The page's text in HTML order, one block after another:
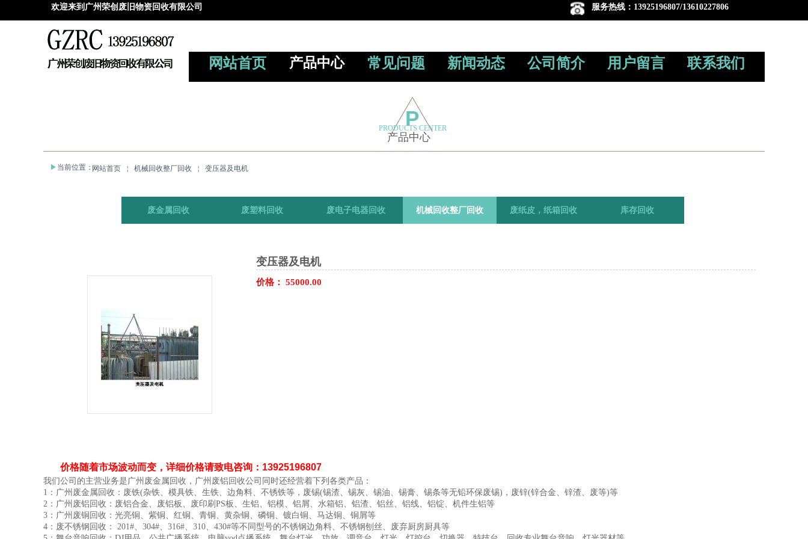
服务热线：13925196807/13610227806
欢迎来到广州荣创废旧物资回收有限公司
网站首页 产品中心 常见问题 新闻动态 公司简介 用户留言 联系我们
P
PRODUCTS CENTER
产品中心
▶ 当前位置 ：网站首页 ￤ 机械回收整厂回收 ￤ 变压器及电机
环
废金属回收 废塑料回收 废电子电器回收 机械回收整厂回收 废纸皮，纸箱回收 库存回收
变压器及电机
价格： 55000.00
价格随着市场波动而变，详细价格请致电咨询：13925196807
我们公司的主营业务是广州废金属回收，广州废铝回收公司同时还经营着下列各类产品：
1 ：广州废金属回收：废铁(杂铁、模具铁、生铁、边角料、不锈铁等，废锡(锡渣、锡灰、锡油、锡膏、锡条等无铅环保废锡) ，废锌(锌合金、锌渣、废等)等
2 ：广州废铝回收：废铝合金、废铝板、废印刷 PS板、生铝、铝模、铝屑、水箱铝、铝渣、铝丝、铝线、铝锭、机件生铝等
3 ：广州废铜回收：光亮铜、紫铜、红铜、青铜、黄杂铜、磷铜、镀白铜、马达铜、铜屑等
4 ：废不锈钢回收： 201#、 304#、 316#、 310、 430#等不同型号的不锈钢边角料、不锈钢刨丝、废弃厨房厨具等